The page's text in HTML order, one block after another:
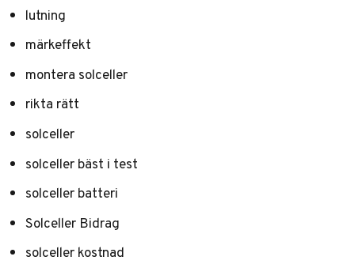
lutning
märkeffekt
montera solceller
rikta rätt
solceller
solceller bäst i test
solceller batteri
Solceller Bidrag
solceller kostnad